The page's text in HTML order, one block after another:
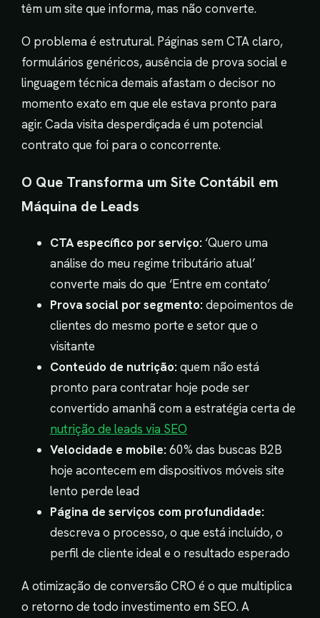
têm um site que informa, mas não converte.
O problema é estrutural. Páginas sem CTA claro,
formulários genéricos, ausência de prova social e
linguagem técnica demais afastam o decisor no
momento exato em que ele estava pronto para
agir. Cada visita desperdiçada é um potencial
contrato que foi para o concorrente.
O Que Transforma um Site Contábil em
Máquina de Leads
CTA específico por serviço:‘Quero uma
análise do meu regime tributário atual’
converte mais do que ‘Entre em contato’
Prova social por segmento:depoimentos de
clientes do mesmo porte e setor que o
visitante
Conteúdo de nutrição:quem não está
pronto para contratar hoje pode ser
convertido amanhã com a estratégia certa de
nutrição de leads via SEO
Velocidade e mobile:60% das buscas B2B
hoje acontecem em dispositivos móveis site
lento perde lead
Página de serviços com profundidade:
descreva o processo, o que está incluído, o
perfil de cliente ideal e o resultado esperado
A otimização de conversão CRO é o que multiplica
o retorno de todo investimento em SEO. A